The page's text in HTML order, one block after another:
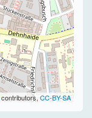
contributors, CC-BY-SA